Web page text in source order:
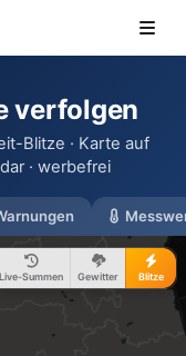
verfolgen
Blitze · Karte auf
· werbefrei
Live-Summen Gewitter Blitze